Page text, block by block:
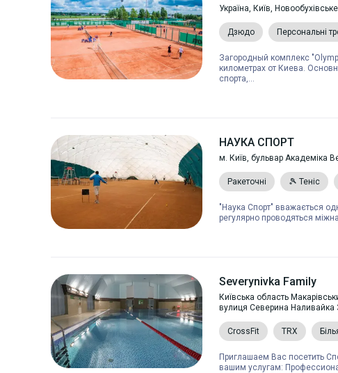
Україна, Київ,
Дзюдо Персональні
Загородный комплекс
километрах от Киева.
спорта,...
НАУКА СПОРТ
м. Київ, бульвар Академіка
Ракеточні 🎾 Теніс
"Наука Спорт" вважається
регулярно проводяться
Severynivka Family
Київська область
вулиця Северина Наливайка
CrossFit TRX
Приглашаем Вас посетить
вашим услугам: